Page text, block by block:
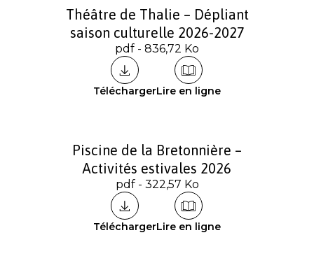
Théâtre de Thalie – Dépliant
saison culturelle 2026-2027
pdf - 836,72 Ko
TéléchargerLire en ligne
Piscine de la Bretonnière –
Activités estivales 2026
pdf - 322,57 Ko
TéléchargerLire en ligne